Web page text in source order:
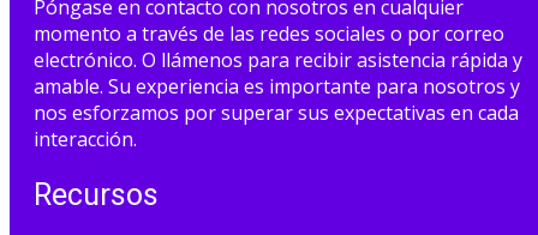
Póngase en contacto con nosotros en cualquier
momento a través de las redes sociales o por correo
electrónico. O llámenos para recibir asistencia rápida y
amable. Su experiencia es importante para nosotros y
nos esforzamos por superar sus expectativas en cada
interacción.
Recursos